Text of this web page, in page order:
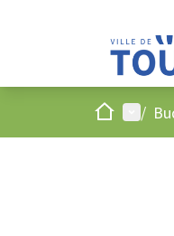
AccueilMenu
/